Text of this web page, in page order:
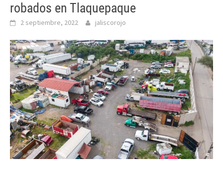
robados en Tlaquepaque
2 septiembre, 2022 jaliscorojo